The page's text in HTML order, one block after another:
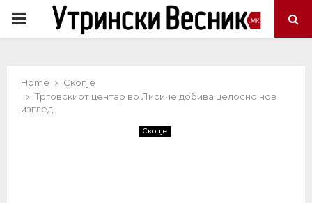
PRIMARY
Home
Скопје
Трговскиот центар во Лисиче добива целосно нов
изглед
Скопје